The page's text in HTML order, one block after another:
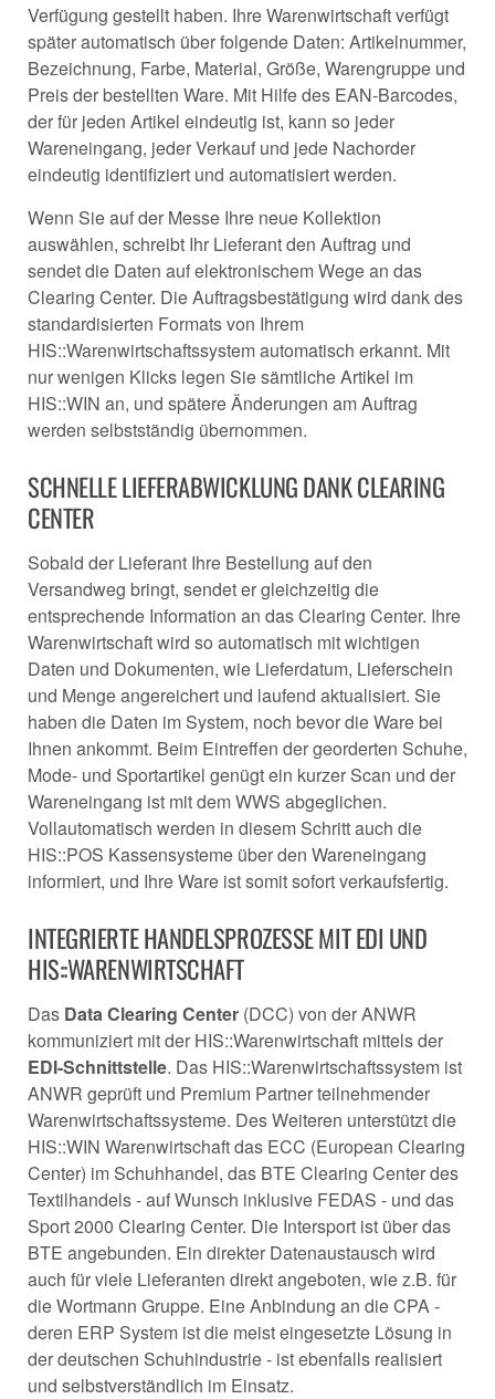
Verfügung gestellt haben. Ihre Warenwirtschaft verfügt
später automatisch über folgende Daten: Artikelnummer,
Bezeichnung, Farbe, Material, Größe, Warengruppe und
Preis der bestellten Ware. Mit Hilfe des EAN-Barcodes,
der für jeden Artikel eindeutig ist, kann so jeder
Wareneingang, jeder Verkauf und jede Nachorder
eindeutig identifiziert und automatisiert werden.
Wenn Sie auf der Messe Ihre neue Kollektion
auswählen, schreibt Ihr Lieferant den Auftrag und
sendet die Daten auf elektronischem Wege an das
Clearing Center. Die Auftragsbestätigung wird dank des
standardisierten Formats von Ihrem
HIS::Warenwirtschaftssystem automatisch erkannt. Mit
nur wenigen Klicks legen Sie sämtliche Artikel im
HIS::WIN an, und spätere Änderungen am Auftrag
werden selbstständig übernommen.
SCHNELLE LIEFERABWICKLUNG DANK CLEARING
CENTER
Sobald der Lieferant Ihre Bestellung auf den
Versandweg bringt, sendet er gleichzeitig die
entsprechende Information an das Clearing Center. Ihre
Warenwirtschaft wird so automatisch mit wichtigen
Daten und Dokumenten, wie Lieferdatum, Lieferschein
und Menge angereichert und laufend aktualisiert. Sie
haben die Daten im System, noch bevor die Ware bei
Ihnen ankommt. Beim Eintreffen der georderten Schuhe,
Mode- und Sportartikel genügt ein kurzer Scan und der
Wareneingang ist mit dem WWS abgeglichen.
Vollautomatisch werden in diesem Schritt auch die
HIS::POS Kassensysteme über den Wareneingang
informiert, und Ihre Ware ist somit sofort verkaufsfertig.
INTEGRIERTE HANDELSPROZESSE MIT EDI UND
HIS::WARENWIRTSCHAFT
Das Data Clearing Center (DCC) von der ANWR
kommuniziert mit der HIS::Warenwirtschaft mittels der
EDI-Schnittstelle. Das HIS::Warenwirtschaftssystem ist
ANWR geprüft und Premium Partner teilnehmender
Warenwirtschaftssysteme. Des Weiteren unterstützt die
HIS::WIN Warenwirtschaft das ECC (European Clearing
Center) im Schuhhandel, das BTE Clearing Center des
Textilhandels - auf Wunsch inklusive FEDAS - und das
Sport 2000 Clearing Center. Die Intersport ist über das
BTE angebunden. Ein direkter Datenaustausch wird
auch für viele Lieferanten direkt angeboten, wie z.B. für
die Wortmann Gruppe. Eine Anbindung an die CPA -
deren ERP System ist die meist eingesetzte Lösung in
der deutschen Schuhindustrie - ist ebenfalls realisiert
und selbstverständlich im Einsatz.